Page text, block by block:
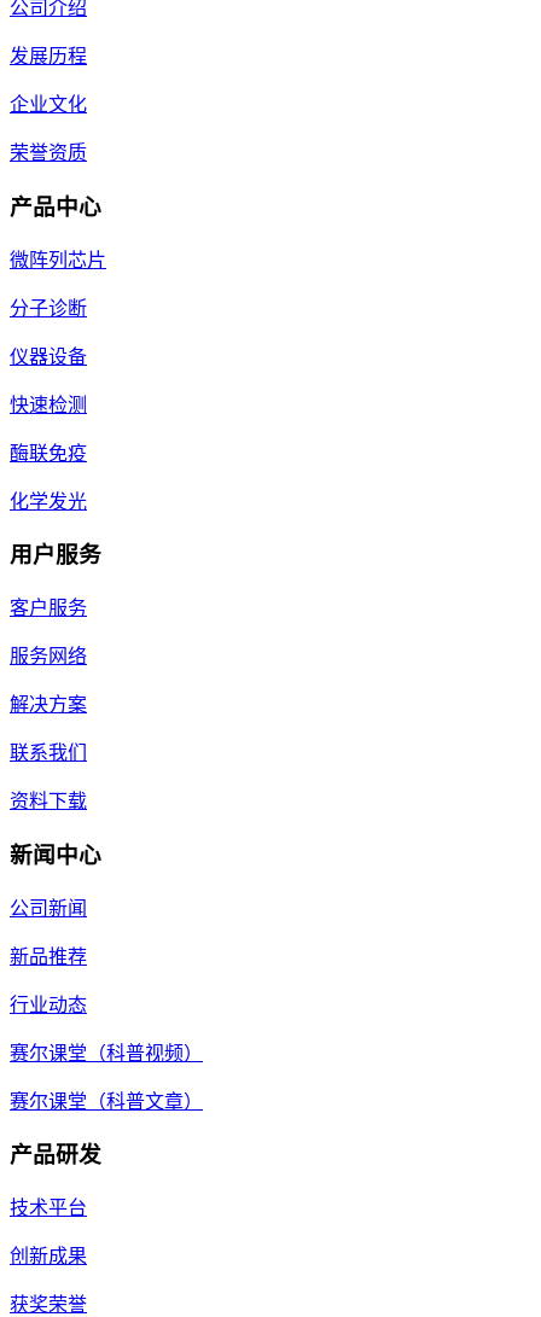
公司介绍
发展历程
企业文化
荣誉资质
产品中心
微阵列芯片
分子诊断
仪器设备
快速检测
酶联免疫
化学发光
用户服务
客户服务
服务网络
解决方案
联系我们
资料下载
新闻中心
公司新闻
新品推荐
行业动态
赛尔课堂（科普视频）
赛尔课堂（科普文章）
产品研发
技术平台
创新成果
获奖荣誉